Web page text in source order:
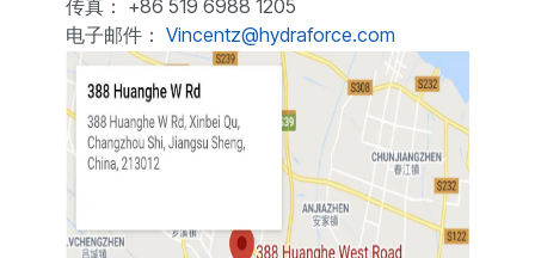
传真： +86 519 6988 1205
电子邮件： Vincentz@hydraforce.com